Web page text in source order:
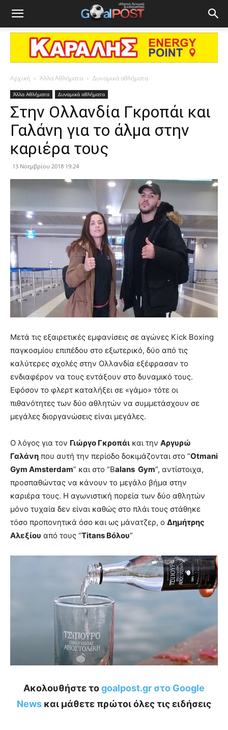
Αρχική Άλλα Αθλήματα Δυναμικά αθλήματα
Άλλα Αθλήματα Δυναμικά αθλήματα
Στην Ολλανδία Γκροπάι και
Γαλάνη για το άλμα στην
καριέρα τους
13 Νοεμβρίου 2018 19:24
Μετά τις εξαιρετικές εμφανίσεις σε αγώνες Kick Boxing
παγκοσμίου επιπέδου στο εξωτερικό, δύο από τις
καλύτερες σχολές στην Ολλανδία εξέφρασαν το
ενδιαφέρον να τους εντάξουν στο δυναμικό τους.
Εφόσον το φλερτ καταλήξει σε «γάμο» τότε οι
πιθανότητες των δύο αθλητών να συμμετάσχουν σε
μεγάλες διοργανώσεις είναι μεγάλες.
Ο λόγος για τον Γιώργο Γκροπάι και την Αργυρώ
Γαλάνη που αυτή την περίοδο δοκιμάζονται στο “Otmani
Gym Amsterdam” και στο “Balans Gym”, αντίστοιχα,
προσπαθώντας να κάνουν το μεγάλο βήμα στην
καριέρα τους. Η αγωνιστική πορεία των δύο αθλητών
μόνο τυχαία δεν είναι καθώς στο πλάι τους στάθηκε
τόσο προπονητικά όσο και ως μάνατζερ, ο Δημήτρης
Αλεξίου από τους “Titans Βόλου”
Ακολουθήστε τοgoalpost.gr στο Google
News και μάθετε πρώτοι όλες τις ειδήσεις